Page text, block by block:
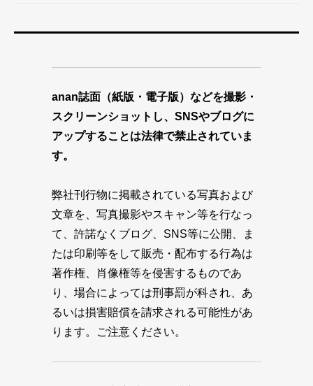
anan誌面（紙版・電子版）などを撮影・
スクリーンショットし、SNSやブログに
アップすることは法律で禁止されていま
す。
弊社刊行物に掲載されている写真および
文章を、写真撮影やスキャン等を行なっ
て、許諾なくブログ、SNS等に公開、ま
たは印刷等をして販売・配布する行為は
著作権、肖像権等を侵害するものであ
り、場合によっては刑事罰が科され、あ
るいは損害賠償を請求される可能性があ
ります。ご注意ください。